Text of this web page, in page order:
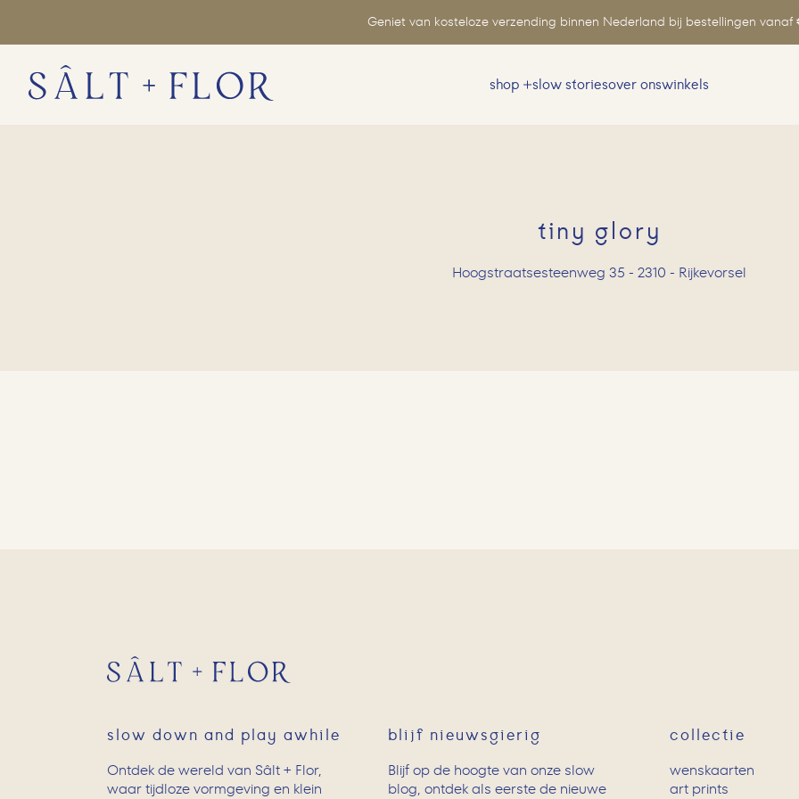
Geniet van kosteloze verzending binnen Nederland bij bestellingen vanaf
shop slow storiesover onswinkels
tiny glory
Hoogstraatsesteenweg 35 - 2310 - Rijkevorsel
slow down and play awhile
Ontdek de wereld van Sâlt + Flor,
waar tijdloze vormgeving en klein
blijf nieuwsgierig
Blijf op de hoogte van onze slow
blog, ontdek als eerste de nieuwe
collectie
wenskaarten
art prints